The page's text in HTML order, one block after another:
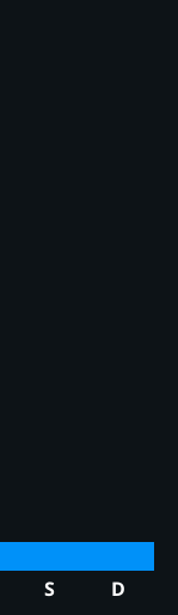
S
D